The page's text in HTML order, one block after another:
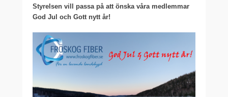
Styrelsen vill passa på att önska våra medlemmar
God Jul och Gott nytt år!